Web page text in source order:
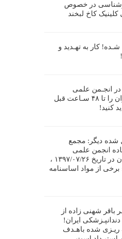
در خصوص
کلینیک کاخ لبخند
کار به تهـدید و
انجـمن علمی
دندانپـزشکی ایران را تا ۴۸ سـاعت قبل
کنید!
شده دیگر: مجمع
انجمن علمی
دندانپزشکی ایران در تاریخ ۱۳۹۷/۰۷/۲۶ ،
از مواد اساسنامه
باقر شهنی زاده از
دندانپـزشکی ایران!
ریـزی شده باهـدف